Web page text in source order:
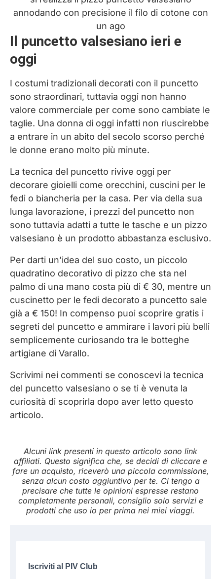
annodando con precisione il filo di cotone con
un ago
Il puncetto valsesiano ieri e
oggi
I costumi tradizionali decorati con il puncetto
sono straordinari, tuttavia oggi non hanno
valore commerciale per come sono cambiate le
taglie. Una donna di oggi infatti non riuscirebbe
a entrare in un abito del secolo scorso perché
le donne erano molto più minute.
La tecnica del puncetto rivive oggi per
decorare gioielli come orecchini, cuscini per le
fedi o biancheria per la casa. Per via della sua
lunga lavorazione, i prezzi del puncetto non
sono tuttavia adatti a tutte le tasche e un pizzo
valsesiano è un prodotto abbastanza esclusivo.
Per darti un’idea del suo costo, un piccolo
quadratino decorativo di pizzo che sta nel
palmo di una mano costa più di € 30, mentre un
cuscinetto per le fedi decorato a puncetto sale
già a € 150! In compenso puoi scoprire gratis i
segreti del puncetto e ammirare i lavori più belli
semplicemente curiosando tra le botteghe
artigiane di Varallo.
Scrivimi nei commenti se conoscevi la tecnica
del puncetto valsesiano o se ti è venuta la
curiosità di scoprirla dopo aver letto questo
articolo.
Alcuni link presenti in questo articolo sono link
affiliati. Questo significa che, se decidi di cliccare e
fare un acquisto, riceverò una piccola commissione,
senza alcun costo aggiuntivo per te. Ci tengo a
precisare che tutte le opinioni espresse restano
completamente personali, consiglio solo servizi e
prodotti che uso io per prima nei miei viaggi.
Iscriviti al PIV Club